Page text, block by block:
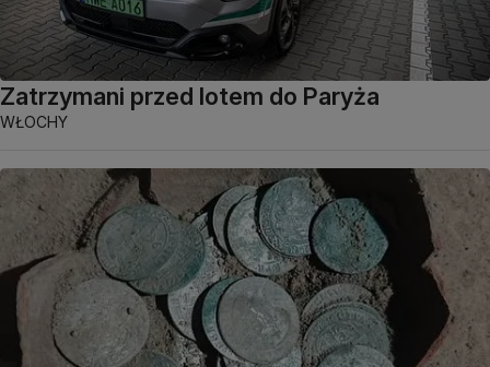
Zatrzymani przed lotem do Paryża
WŁOCHY